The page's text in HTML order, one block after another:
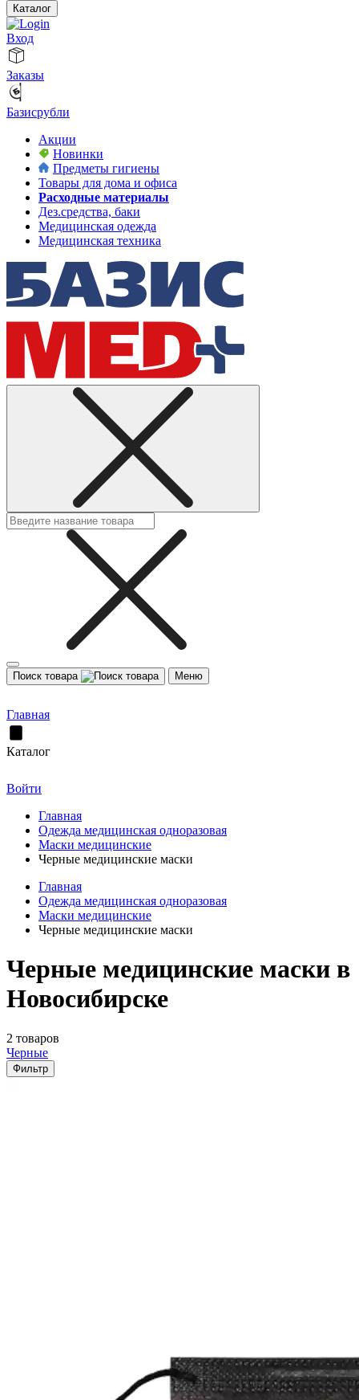
Каталог
Вход
Заказы
Базисрубли
Акции
Новинки
Предметы гигиены
Товары для дома и офиса
Расходные материалы
Дез.средства, баки
Медицинская одежда
Медицинская техника
Поиск товара Меню
Главная
Каталог
Войти
Главная
Одежда медицинская одноразовая
Маски медицинские
Черные медицинские маски
Главная
Одежда медицинская одноразовая
Маски медицинские
Черные медицинские маски
Черные медицинские маски в
Новосибирске
2 товаров
Черные
Фильтр